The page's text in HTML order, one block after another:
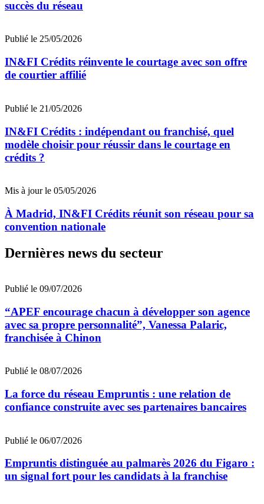
succès du réseau
Publié le 25/05/2026
IN&FI Crédits réinvente le courtage avec son offre
de courtier affilié
Publié le 21/05/2026
IN&FI Crédits : indépendant ou franchisé, quel
modèle choisir pour réussir dans le courtage en
crédits ?
Mis à jour le 05/05/2026
À Madrid, IN&FI Crédits réunit son réseau pour sa
convention nationale
Dernières news du secteur
Publié le 09/07/2026
“APEF encourage chacun à développer son agence
avec sa propre personnalité”, Vanessa Palaric,
franchisée à Chinon
Publié le 08/07/2026
La force du réseau Empruntis : une relation de
confiance construite avec ses partenaires bancaires
Publié le 06/07/2026
Empruntis distinguée au palmarès 2026 du Figaro :
un signal fort pour les candidats à la franchise